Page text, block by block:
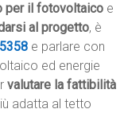
per il fotovoltaico e
al progetto, è
e parlare con
ed energie
valutare la fattibilità
adatta al tetto